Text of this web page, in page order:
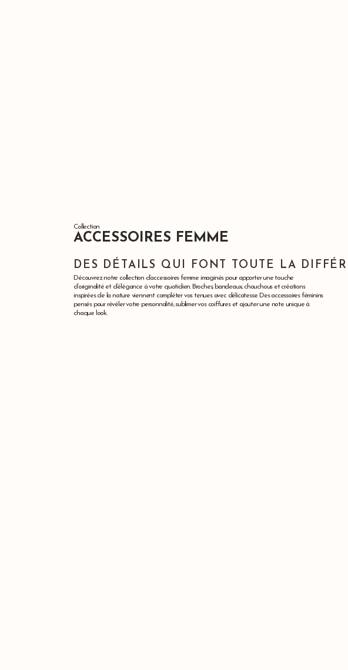
Collection
ACCESSOIRES FEMME
DES DÉTAILS QUI FONT TOUTE LA
Découvrez notre collection d’accessoires femme imaginés pour apporter une touche
d’originalité et d’élégance à votre quotidien. Broches, bandeaux, chouchous et créations
inspirées de la nature viennent compléter vos tenues avec délicatesse. Des accessoires féminins
pensés pour révéler votre personnalité, sublimer vos coiffures et ajouter une note unique à
chaque look.